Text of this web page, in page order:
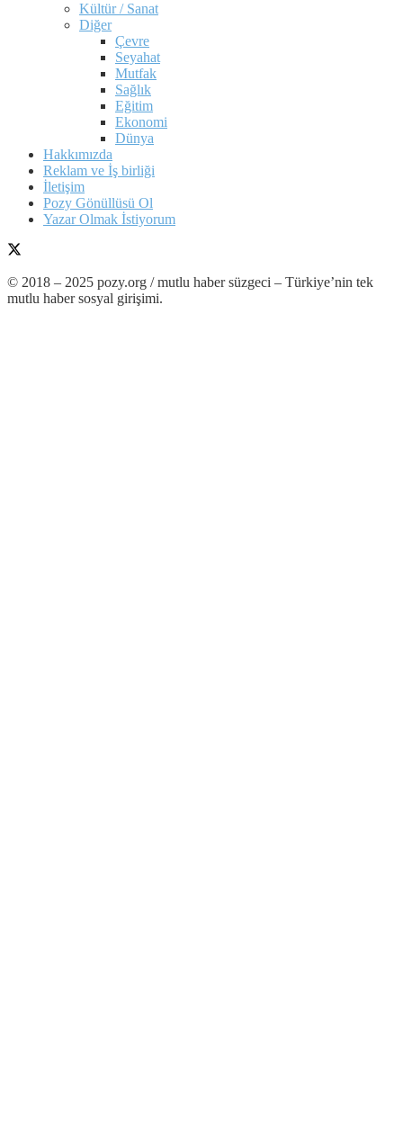
Kültür / Sanat
Diğer
Çevre
Seyahat
Mutfak
Sağlık
Eğitim
Ekonomi
Dünya
Hakkımızda
Reklam ve İş birliği
İletişim
Pozy Gönüllüsü Ol
Yazar Olmak İstiyorum
© 2018 – 2025 pozy.org / mutlu haber süzgeci – Türkiye’nin tek
mutlu haber sosyal girişimi.